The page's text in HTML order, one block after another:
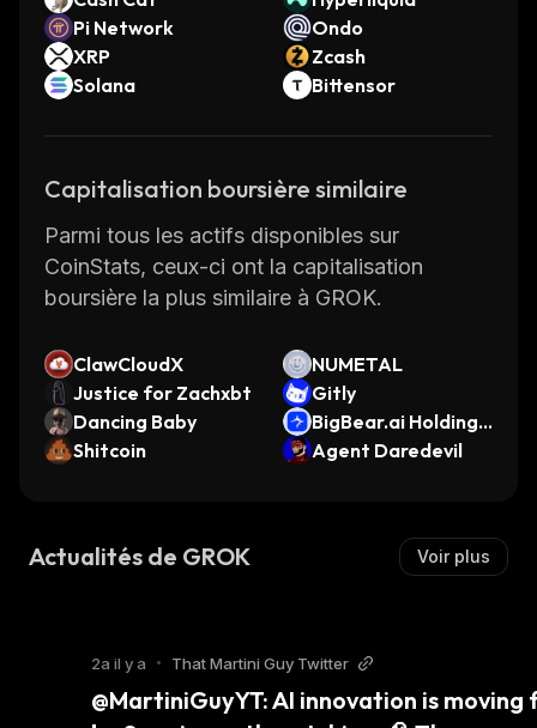
Pi Network
Ondo
XRP
Zcash
Solana
Bittensor
Capitalisation boursière similaire
Parmi tous les actifs disponibles sur
CoinStats, ceux-ci ont la capitalisation
boursière la plus similaire à GROK.
ClawCloudX
NUMETAL
Justice for Zachxbt
Gitly
Dancing Baby
BigBear.ai Holdings
(Ondo Tokenized St
Shitcoin Agent Daredevil
Actualités de GROK Voir plus
2a il y a • That Martini Guy Twitter
@MartiniGuyYT: AI innovation is moving